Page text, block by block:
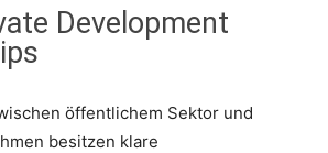
Development
öffentlichem Sektor und
besitzen klare